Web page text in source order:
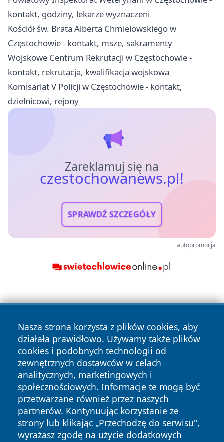
kontakt, godziny, lekarze wyznaczeni
Kościół św. Brata Alberta Chmielowskiego w
Częstochowie - kontakt, msze, sakramenty
Wojskowe Centrum Rekrutacji w Częstochowie -
kontakt, rekrutacja, kwalifikacja wojskowa
Komisariat V Policji w Częstochowie - kontakt,
dzielnicowi, rejony
Zareklamuj się na
czestochowanews.pl!
SPRAWDŹ SZCZEGÓŁY
autopromocja
Nasza strona korzysta z plików cookies, aby
działała prawidłowo. Używamy także plików
cookies i podobnych technologii od
zewnętrznych dostawców w celach
analitycznych, marketingowych i
społecznościowych. Informacje te mogą być
przetwarzane również przez naszych
partnerów. Kontynuując korzystanie ze
strony lub klikając „Przechodzę do serwisu",
wyrażasz zgodę na użycie dodatkowych
Copyright © 2026 czestochowanews.pl Wszystkie prawa
zastrzeżone.
News Autorzy
Polityka
Prywatności
Polityka
Cookies
cześć